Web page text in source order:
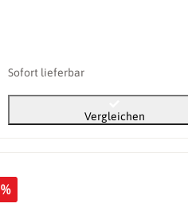
Sofort lieferbar
Vergleichen
%